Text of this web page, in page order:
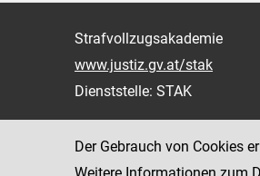
Strafvollzugsakademie
www.justiz.gv.at/stak
Dienststelle: STAK
Der Gebrauch von Cookies